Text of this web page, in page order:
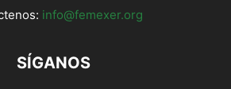
info@femexer.org
SÍGANOS